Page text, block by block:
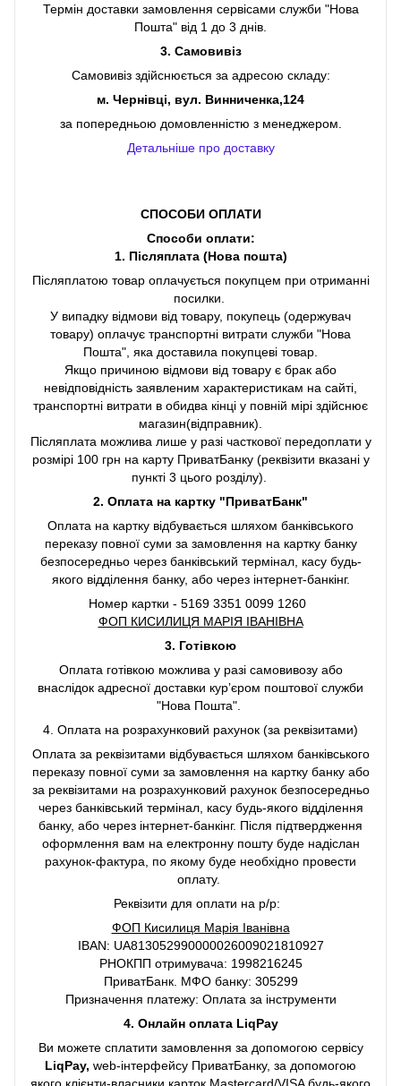
Термін доставки замовлення сервісами служби "Нова
Пошта" від 1 до 3 днів.
3. Самовивіз
Самовивіз здійснюється за адресою складу:
м. Чернівці, вул. Винниченка,124
за попередньою домовленністю з менеджером.
Детальніше про доставку
СПОСОБИ ОПЛАТИ
Способи оплати:
1. Післяплата (Нова пошта)
Післяплатою товар оплачується покупцем при отриманні
посилки.
У випадку відмови від товару, покупець (одержувач
товару) оплачує транспортні витрати служби "Нова
Пошта", яка доставила покупцеві товар.
Якщо причиною відмови від товару є брак або
невідповідність заявленим характеристикам на сайті,
транспортні витрати в обидва кінці у повній мірі здійснює
магазин(відправник).
Післяплата можлива лише у разі часткової передоплати у
розмірі 100 грн на карту ПриватБанку (реквізити вказані у
пункті 3 цього розділу).
2. Оплата на картку "ПриватБанк"
Оплата на картку відбувається шляхом банківського
переказу повної суми за замовлення на картку банку
безпосередньо через банківський термінал, касу будь-
якого відділення банку, або через інтернет-банкінг.
Номер картки - 5169 3351 0099 1260
ФОП КИСИЛИЦЯ МАРІЯ ІВАНІВНА
3. Готівкою
Оплата готівкою можлива у разі самовивозу або
внаслідок адресної доставки курʼєром поштової служби
"Нова Пошта".
4. Оплата на розрахунковий рахунок (за реквізитами)
Оплата за реквізитами відбувається шляхом банківського
переказу повної суми за замовлення на картку банку або
за реквізитами на розрахунковий рахунок безпосередньо
через банківський термінал, касу будь-якого відділення
банку, або через інтернет-банкінг. Після підтвердження
оформлення вам на електронну пошту буде надіслан
рахунок-фактура, по якому буде необхідно провести
оплату.
Реквізити для оплати на р/р:
ФОП Кисилиця Марія Іванівна
IBAN: UA813052990000026009021810927
РНОКПП отримувача: 1998216245
ПриватБанк. МФО банку: 305299
Призначення платежу: Оплата за інструменти
4. Онлайн оплата LiqPay
Ви можете сплатити замовлення за допомогою сервісу
LiqPay, web-інтерфейсу ПриватБанку, за допомогою
якого клієнти-власники карток Mastercard/VISA будь-якого